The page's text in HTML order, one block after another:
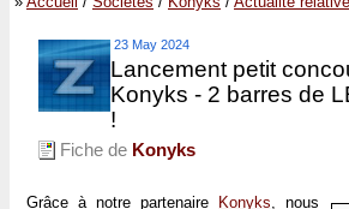
23 May 2024
Lancement petit
Konyks - 2 barres de
!
Fiche de Konyks
Grâce à notre partenaire Konyks, nous